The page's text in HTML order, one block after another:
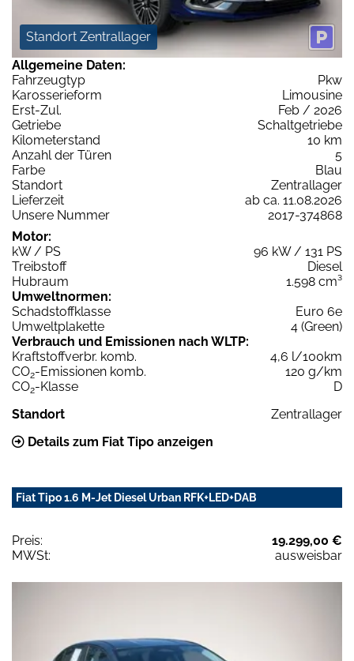
Standort Zentrallager
Allgemeine Daten:
Fahrzeugtyp
Pkw
Karosserieform
Limousine
Erst-Zul.
Feb / 2026
Getriebe
Schaltgetriebe
Kilometerstand
10 km
Anzahl der Türen
5
Farbe
Blau
Standort
Zentrallager
Lieferzeit
ab ca. 11.08.2026
Unsere Nummer
2017-374868
Motor:
kW / PS
96 kW / 131 PS
Treibstoff
Diesel
Hubraum
1.598 cm³
Umweltnormen:
Schadstoffklasse
Euro 6e
Umweltplakette
4 (Green)
Verbrauch und Emissionen nach WLTP:
Kraftstoffverbr. komb.
4,6 l/100km
CO2-Emissionen komb.
120 g/km
CO2-Klasse
D
Standort
Zentrallager
Details zum Fiat Tipo anzeigen
Fiat Tipo 1.6 M-Jet Diesel Urban RFK+LED+DAB
Preis:
19.299,00 €
MWSt:
ausweisbar